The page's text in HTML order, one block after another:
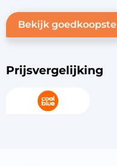
Bekijk goedkoopste
Prijsvergelijking